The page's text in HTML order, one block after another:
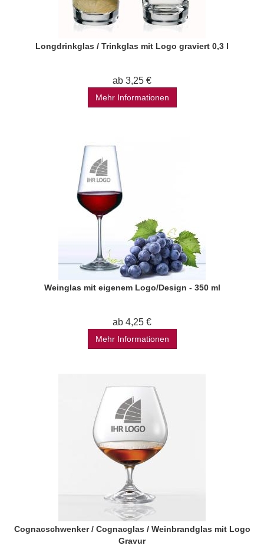
Longdrinkglas / Trinkglas mit Logo graviert 0,3 l
ab 3,25 €
Mehr Informationen
Weinglas mit eigenem Logo/Design - 350 ml
ab 4,25 €
Mehr Informationen
Cognacschwenker / Cognacglas / Weinbrandglas mit Logo
Gravur